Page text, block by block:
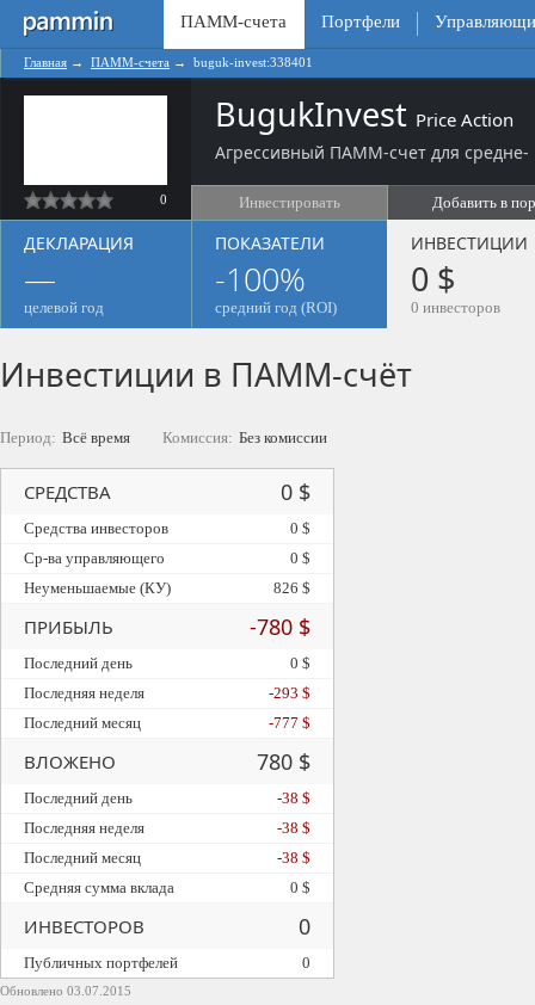
ПАММ-счета Портфели
Главная → ПАММ-счета → buguk-invest:338401
0
BugukInvest Price Action
Агрессивный ПАММ-счет для средне-
Инвестировать Добавить в
ДЕКЛАРАЦИЯ
—
целевой год
ПОКАЗАТЕЛИ
-100%
средний год (ROI)
ИНВЕСТИЦИИ
0 $
0 инвесторов
Инвестиции в ПАММ-счёт
Период: Всё время Комиссия: Без комиссии
Обновлено 03.07.2015
СРЕДСТВА 0 $
Средства инвесторов
0 $
Ср-ва управляющего
0 $
Неуменьшаемые (КУ)
826 $
ПРИБЫЛЬ -780 $
Последний день
0 $
Последняя неделя
-293 $
Последний месяц
-777 $
ВЛОЖЕНО 780 $
Последний день
-38 $
Последняя неделя
-38 $
Последний месяц
-38 $
Средняя сумма вклада
0 $
ИНВЕСТОРОВ 0
Публичных портфелей 0